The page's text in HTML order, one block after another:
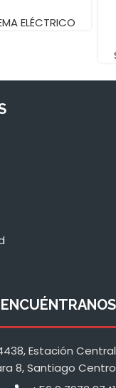
ELÉCTRICO
ENCUÉNTRANOS
Estación Central
8, Santiago Centro